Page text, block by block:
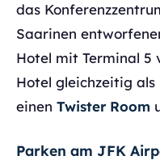
das
Saarinen
Hotel mit Terminal 5
Hotel gleichzeitig
einen Twister Room
Parken am JFK